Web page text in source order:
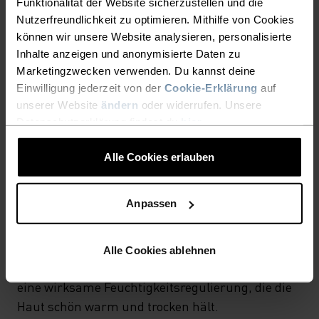
Nutzerfreundlichkeit zu optimieren. Mithilfe von Cookies
können wir unsere Website analysieren, personalisierte
Inhalte anzeigen und anonymisierte Daten zu
Marketingzwecken verwenden. Du kannst deine
Einwilligung jederzeit von der Cookie-Erklärung auf
unserer Website ändern oder widerrufen. Unsere
Alle Cookies erlauben
Anpassen
Alle Cookies ablehnen
MATERIALEIGENSCHAFTEN
SYNTHETISCH
MERINO
TEMPERATUR-KONTROLL-SYSTEM
Hochfunktionelle und komfortable
Sportbekleidung und Funktionswäsche mit sehr
guter Wärmeisolation. Ideal für alle
eine wirksame Feuchtigkeitsregulierung, die die
Haut schön warm und trocken hält.